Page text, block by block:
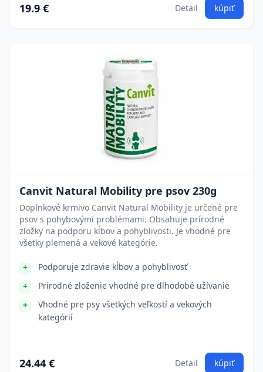
19.9 € Detail kúpiť
Canvit Natural Mobility pre psov 230g
Doplnkové krmivo Canvit Natural Mobility je určené pre
psov s pohybovými problémami. Obsahuje prírodné
zložky na podporu kĺbov a pohyblivosti. Je vhodné pre
všetky plemená a vekové kategórie.
Podporuje zdravie kĺbov a pohyblivosť
Prírodné zloženie vhodné pre dlhodobé užívanie
Vhodné pre psy všetkých veľkostí a vekových
kategórií
24.44 € Detail kúpiť